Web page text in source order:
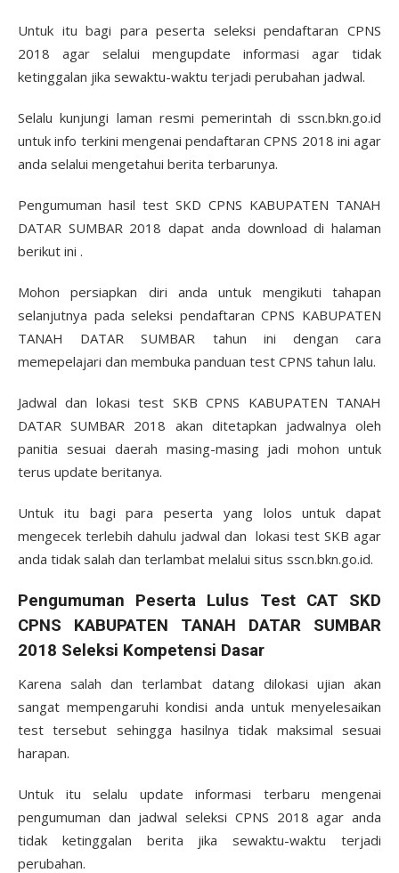
Untuk itu bagi para peserta seleksi pendaftaran CPNS
2018 agar selalui mengupdate informasi agar tidak
ketinggalan jika sewaktu-waktu terjadi perubahan jadwal.
Selalu kunjungi laman resmi pemerintah di sscn.bkn.go.id
untuk info terkini mengenai pendaftaran CPNS 2018 ini agar
anda selalui mengetahui berita terbarunya.
Pengumuman hasil test SKD CPNS KABUPATEN TANAH
DATAR SUMBAR 2018 dapat anda download di halaman
berikut ini .
Mohon persiapkan diri anda untuk mengikuti tahapan
selanjutnya pada seleksi pendaftaran CPNS KABUPATEN
TANAH DATAR SUMBAR tahun ini dengan cara
memepelajari dan membuka panduan test CPNS tahun lalu.
Jadwal dan lokasi test SKB CPNS KABUPATEN TANAH
DATAR SUMBAR 2018 akan ditetapkan jadwalnya oleh
panitia sesuai daerah masing-masing jadi mohon untuk
terus update beritanya.
Untuk itu bagi para peserta yang lolos untuk dapat
mengecek terlebih dahulu jadwal dan lokasi test SKB agar
anda tidak salah dan terlambat melalui situs sscn.bkn.go.id.
Pengumuman Peserta Lulus Test CAT SKD
CPNS KABUPATEN TANAH DATAR SUMBAR
2018 Seleksi Kompetensi Dasar
Karena salah dan terlambat datang dilokasi ujian akan
sangat mempengaruhi kondisi anda untuk menyelesaikan
test tersebut sehingga hasilnya tidak maksimal sesuai
harapan.
Untuk itu selalu update informasi terbaru mengenai
pengumuman dan jadwal seleksi CPNS 2018 agar anda
tidak ketinggalan berita jika sewaktu-waktu terjadi
perubahan.